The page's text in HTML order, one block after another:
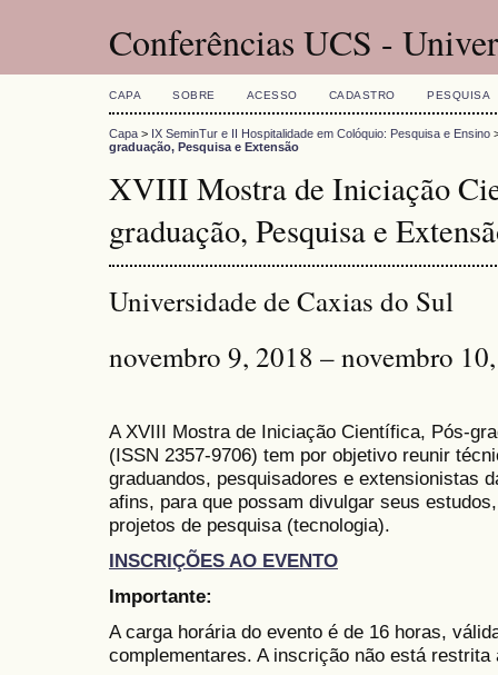
Conferências UCS -
CAPA SOBRE ACESSO CADASTRO PESQUISA
Capa > IX SeminTur e II Hospitalidade em Colóquio: Pesquisa e Ensino
graduação, Pesquisa e Extensão
XVIII Mostra de Iniciação
graduação, Pesquisa e
Universidade de Caxias do Sul
novembro 9, 2018 – novembro
A XVIII Mostra de Iniciação Científica, Pós-
(ISSN 2357-9706) tem por objetivo reunir
graduandos, pesquisadores e extensionistas
afins, para que possam divulgar seus
projetos de pesquisa (tecnologia).
INSCRIÇÕES AO EVENTO
Importante:
A carga horária do evento é de 16 horas,
complementares. A inscrição não está